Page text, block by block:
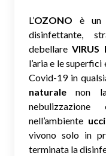
L’OZONO è un
disinfettante,
debellareVIRUS
l’aria e le
Covid-19 in
naturale non
nebulizzazione
nell’ambiente
vivono solo in
terminata la